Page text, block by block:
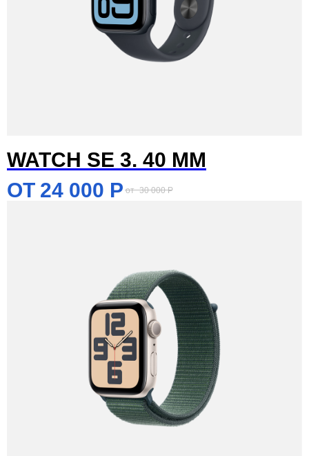
WATCH SE 3. 40 MM
24 000 Р 30 000 Р